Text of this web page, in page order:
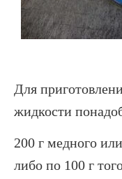
Для
жидкости
200 г медного
либо по 100 г